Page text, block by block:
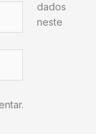
dados
neste